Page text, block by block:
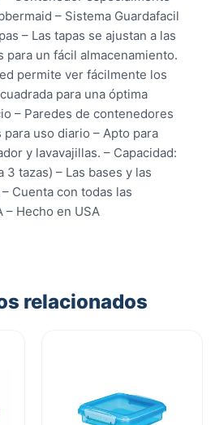
– Sistema Guardafacil
– Las tapas se ajustan a las
para un fácil almacenamiento.
permite ver fácilmente los
para una óptima
– Paredes de contenedores
uso diario – Apto para
y lavavajillas. – Capacidad:
3 tazas) – Las bases y las
Cuenta con todas las
– Hecho en USA
relacionados